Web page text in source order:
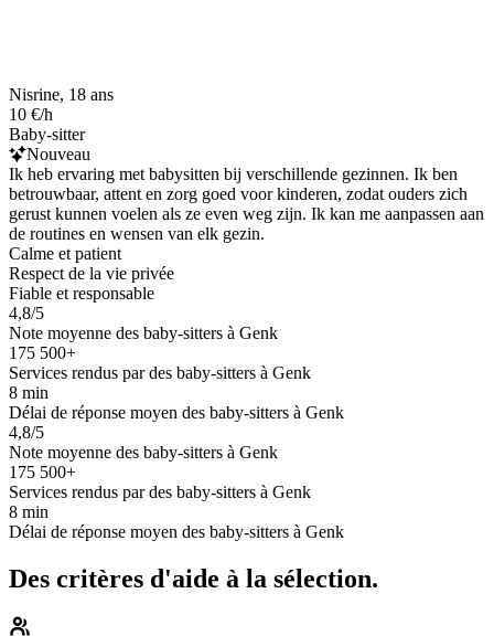
Nisrine, 18 ans
10 €/h
Baby-sitter
Nouveau
Ik heb ervaring met babysitten bij verschillende gezinnen. Ik ben
betrouwbaar, attent en zorg goed voor kinderen, zodat ouders zich
gerust kunnen voelen als ze even weg zijn. Ik kan me aanpassen aan
de routines en wensen van elk gezin.
Calme et patient
Respect de la vie privée
Fiable et responsable
4,8/5
Note moyenne des baby-sitters à Genk
175 500+
Services rendus par des baby-sitters à Genk
8 min
Délai de réponse moyen des baby-sitters à Genk
4,8/5
Note moyenne des baby-sitters à Genk
175 500+
Services rendus par des baby-sitters à Genk
8 min
Délai de réponse moyen des baby-sitters à Genk
Des critères d'aide à la sélection.